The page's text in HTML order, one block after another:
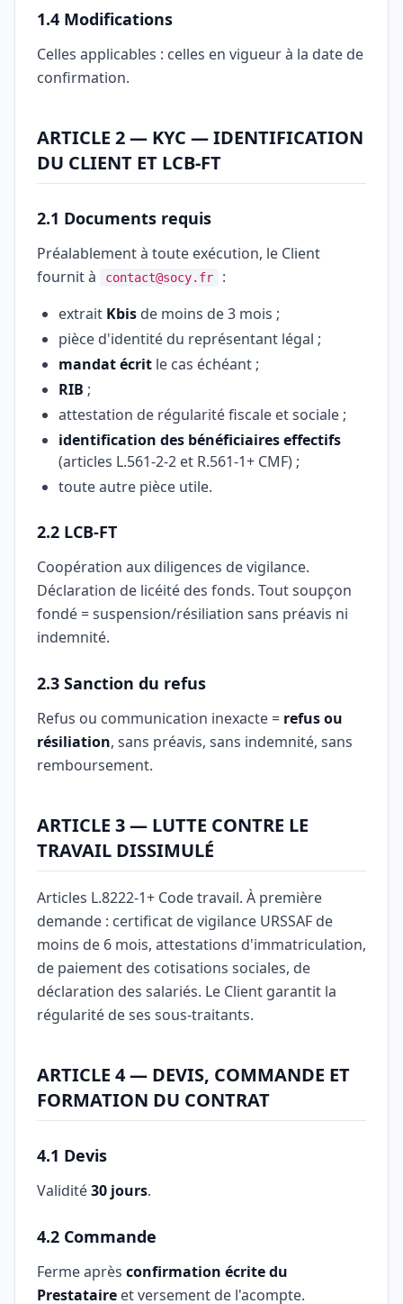
1.4 Modifications
Celles applicables : celles en vigueur à la date de
confirmation.
ARTICLE 2 — KYC — IDENTIFICATION
DU CLIENT ET LCB-FT
2.1 Documents requis
Préalablement à toute exécution, le Client
fournit à
contact@socy.fr
:
extrait Kbis de moins de 3 mois ;
pièce d'identité du représentant légal ;
mandat écrit le cas échéant ;
RIB ;
attestation de régularité fiscale et sociale ;
identification des bénéficiaires effectifs
(articles L.561-2-2 et R.561-1+ CMF) ;
toute autre pièce utile.
2.2 LCB-FT
Coopération aux diligences de vigilance.
Déclaration de licéité des fonds. Tout soupçon
fondé = suspension/résiliation sans préavis ni
indemnité.
2.3 Sanction du refus
Refus ou communication inexacte = refus ou
résiliation, sans préavis, sans indemnité, sans
remboursement.
ARTICLE 3 — LUTTE CONTRE LE
TRAVAIL DISSIMULÉ
Articles L.8222-1+ Code travail. À première
demande : certificat de vigilance URSSAF de
moins de 6 mois, attestations d'immatriculation,
de paiement des cotisations sociales, de
déclaration des salariés. Le Client garantit la
régularité de ses sous-traitants.
ARTICLE 4 — DEVIS, COMMANDE ET
FORMATION DU CONTRAT
4.1 Devis
Validité30 jours.
4.2 Commande
Ferme après confirmation écrite du
Prestataire et versement de l'acompte.